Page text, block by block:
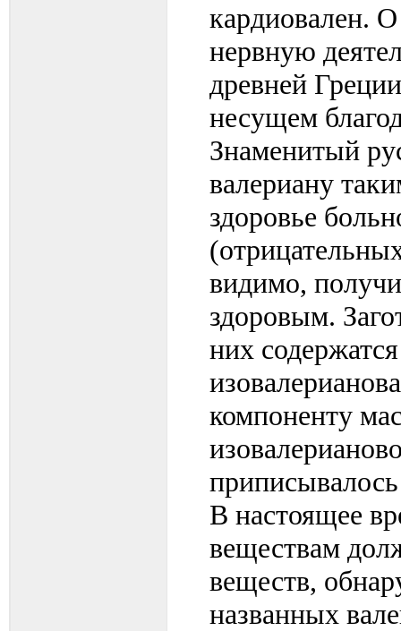
кардиовален.
нервную
древней
несущем
Знаменитый
валериану
здоровье
видимо,
здоровым.
них
компоненту
В настоящее
веществам
веществ,
названных